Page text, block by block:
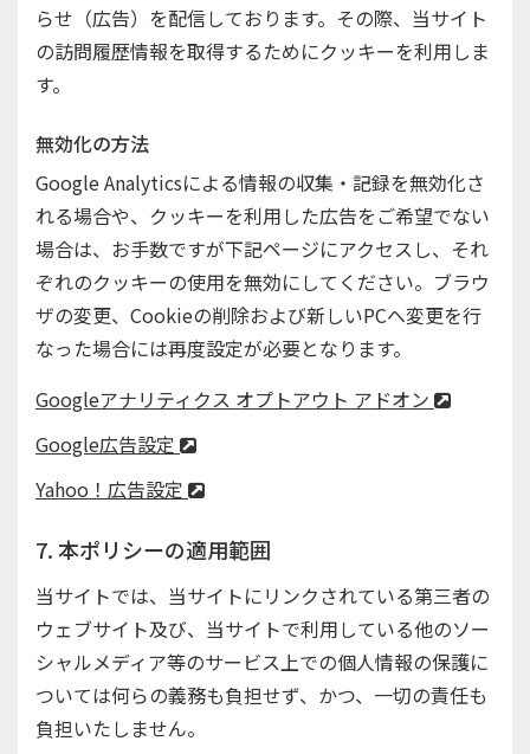
らせ（広告）を配信しております。その際、当サイト
の訪問履歴情報を取得するためにクッキーを利用しま
す。
無効化の方法
Google Analyticsによる情報の収集・記録を無効化さ
れる場合や、クッキーを利用した広告をご希望でない
場合は、お手数ですが下記ページにアクセスし、それ
ぞれのクッキーの使用を無効にしてください。ブラウ
ザの変更、Cookieの削除および新しいPCへ変更を行
なった場合には再度設定が必要となります。
Googleアナリティクス オプトアウト アドオン
Google広告設定
Yahoo！広告設定
7. 本ポリシーの適用範囲
当サイトでは、当サイトにリンクされている第三者の
ウェブサイト及び、当サイトで利用している他のソー
シャルメディア等のサービス上での個人情報の保護に
ついては何らの義務も負担せず、かつ、一切の責任も
負担いたしません。